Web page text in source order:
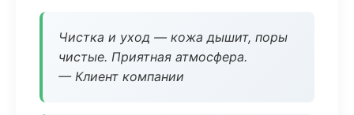
Чистка и уход — кожа дышит, поры
чистые. Приятная атмосфера.
— Клиент компании